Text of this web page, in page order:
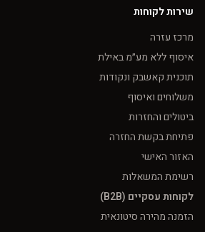
שירות לקוחות
מרכז עזרה
איסוף ללא מע״מ באילת
תוכנית קאשבק ונקודות
משלוחים ואיסוף
ביטולים והחזרות
פתיחת בקשת החזרה
האזור האישי
רשימת המשאלות
לקוחות עסקיים (B2B)
הזמנה מהירה סיטונאית